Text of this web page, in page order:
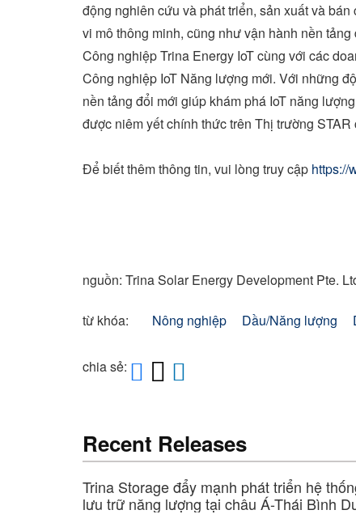
động nghiên cứu và phát triển, sản xuất và
vi mô thông minh, cũng như vận hành nền
Công nghiệp Trina Energy IoT cùng với các
Công nghiệp IoT Năng lượng mới. Với những
nền tảng đổi mới giúp khám phá IoT năng
được niêm yết chính thức trên Thị trường
Để biết thêm thông tin, vui lòng truy cập https://
nguồn: Trina Solar Energy Development Pte.
từ khóa: Nông nghiệp Dầu/Năng lượng
chia sẻ:
Recent Releases
Trina Storage đẩy mạnh phát triển hệ
lưu trữ năng lượng tại châu Á-Thái Bình